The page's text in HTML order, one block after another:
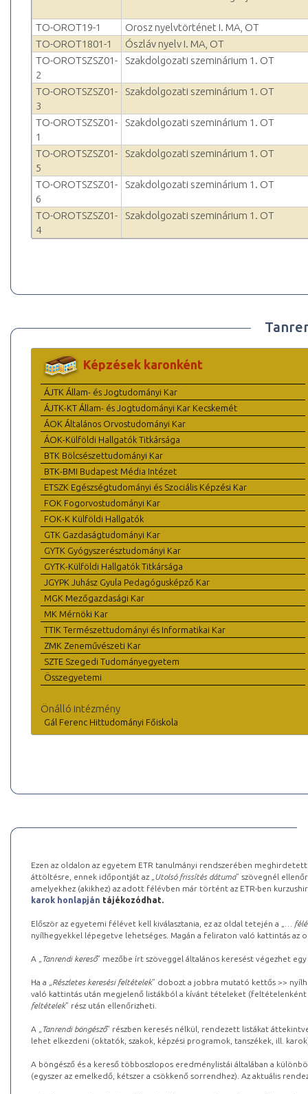
TO-OROT19-1
Orosz nyelvtörténet I. MA, OT
TO-OROT1801-1
Ószláv nyelv I. MA, OT
TO-OROTSZSZ01-
2
Szakdolgozati szeminárium 1. OT
TO-OROTSZSZ01-
3
Szakdolgozati szeminárium 1. OT
TO-OROTSZSZ01-
1
Szakdolgozati szeminárium 1. OT
TO-OROTSZSZ01-
5
Szakdolgozati szeminárium 1. OT
TO-OROTSZSZ01-
6
Szakdolgozati szeminárium 1. OT
TO-OROTSZSZ01-
4
Szakdolgozati szeminárium 1. OT
Képzések karonként
ÁJTK Állam- és Jogtudományi Kar
ÁJTK-KT Állam- és Jogtudományi Kar Kecskemét
ÁOK Általános Orvostudományi Kar
ÁOK-Külföldi Hallgatók Titkársága
BTK Bölcsészettudományi Kar
BTK-BMI Budapest Média Intézet
ETSZK Egészségtudományi és Szociális Képzési Kar
FOK Fogorvostudományi Kar
FOK-K Külföldi Hallgatók
GTK Gazdaságtudományi Kar
GYTK Gyógyszerésztudományi Kar
GYTK-Külföldi Hallgatók Titkársága
JGYPK Juhász Gyula Pedagógusképző Kar
MGK Mezőgazdasági Kar
MK Mérnöki Kar
TTIK Természettudományi és Informatikai Kar
ZMK Zeneművészeti Kar
SZTE Szegedi Tudományegyetem
Összegyetemi
Önálló intézmény
Gál Ferenc Hittudományi Főiskola
Ezen az oldalon az egyetem ETR tanulmányi rendszerében
áttöltésre, ennek időpontját az „ Utolsó frissítés dátuma” szövegnél
amelyekhez (akikhez) az adott félévben már történt az ETR-ben
karok honlapján tájékozódhat.
Először az egyetemi félévet kell kiválasztania, ez az oldal tetején a „
…
nyílhegyekkel lépegetve lehetséges. Magán a feliraton való kattintás az
A „ Tanrendi kereső” mezőbe írt szöveggel általános keresést végezhet
Ha a „ Részletes keresési feltételek” dobozt a jobbra mutató kettős >>
való kattintás után megjelenő listákból a kívánt tételeket (feltételenként
feltételek” rész után ellenőrizheti.
A „ Tanrendi böngésző” részben keresés nélkül, rendezett listákat
lehet elkezdeni (oktatók, szakok, képzési programok, tanszékek, ill.
A böngésző és a kereső többoszlopos eredménylistái általában a
(egyszer az emelkedő, kétszer a csökkenő sorrendhez). Az aktuális